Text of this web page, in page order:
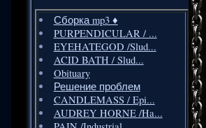
Сборка mp3 ♦️
PURPENDICULAR / ...
EYEHATEGOD /Slud...
ACID BATH / Slud...
Obituary
Решение проблем
CANDLEMASS / Epi...
AUDREY HORNE /Ha...